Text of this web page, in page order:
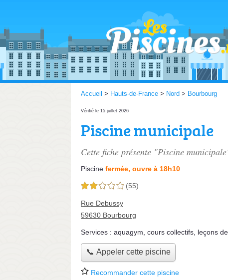
Accueil > Hauts-de-France > Nord > Bourbourg
Vérifié le 15 juillet 2026
Piscine municipale
Cette fiche présente "Piscine
Piscine fermée, ouvre à 18h10
2,0 étoiles sur 5 (55)
Rue Debussy
59630 Bourbourg
Services : aquagym cours collectifs leçons
📞 Appeler cette piscine
Recommander cette piscine